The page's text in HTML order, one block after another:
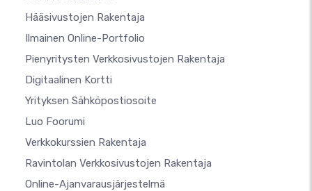
Hääsivustojen Rakentaja
Ilmainen Online-Portfolio
Pienyritysten Verkkosivustojen Rakentaja
Digitaalinen Kortti
Yrityksen Sähköpostiosoite
Luo Foorumi
Verkkokurssien Rakentaja
Ravintolan Verkkosivustojen Rakentaja
Online-Ajanvarausjärjestelmä